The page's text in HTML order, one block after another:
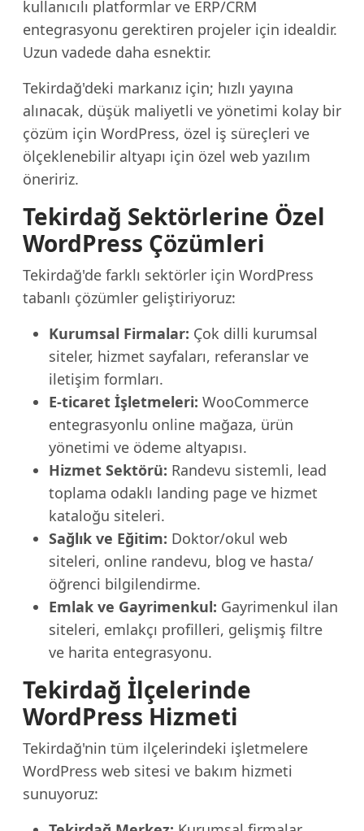
kullanıcılı platformlar ve ERP/CRM
entegrasyonu gerektiren projeler için idealdir.
Uzun vadede daha esnektir.
Tekirdağ'deki markanız için; hızlı yayına
alınacak, düşük maliyetli ve yönetimi kolay bir
çözüm için WordPress, özel iş süreçleri ve
ölçeklenebilir altyapı için özel web yazılım
öneririz.
Tekirdağ Sektörlerine Özel
WordPress Çözümleri
Tekirdağ'de farklı sektörler için WordPress
tabanlı çözümler geliştiriyoruz:
Kurumsal Firmalar: Çok dilli kurumsal
siteler, hizmet sayfaları, referanslar ve
iletişim formları.
E-ticaret İşletmeleri: WooCommerce
entegrasyonlu online mağaza, ürün
yönetimi ve ödeme altyapısı.
Hizmet Sektörü: Randevu sistemli, lead
toplama odaklı landing page ve hizmet
kataloğu siteleri.
Sağlık ve Eğitim: Doktor/okul web
siteleri, online randevu, blog ve hasta/
öğrenci bilgilendirme.
Emlak ve Gayrimenkul: Gayrimenkul ilan
siteleri, emlakçı profilleri, gelişmiş filtre
ve harita entegrasyonu.
Tekirdağ İlçelerinde
WordPress Hizmeti
Tekirdağ'nin tüm ilçelerindeki işletmelere
WordPress web sitesi ve bakım hizmeti
sunuyoruz: